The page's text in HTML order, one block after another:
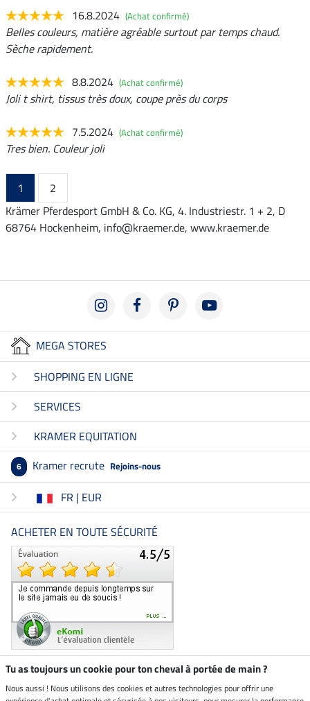
16.8.2024 (Achat confirmé)
Belles couleurs, matière agréable surtout par temps chaud.
Sèche rapidement.
8.8.2024 (Achat confirmé)
Joli t shirt, tissus très doux, coupe près du corps
7.5.2024 (Achat confirmé)
Tres bien. Couleur joli
1
2
Krämer Pferdesport GmbH & Co. KG, 4. Industriestr. 1 + 2, D
68764 Hockenheim, info@kraemer.de, www.kraemer.de
MEGA STORES
SHOPPING EN LIGNE
SERVICES
KRAMER EQUITATION
6 Kramer recrute Rejoins-nous
FR | EUR
ACHETER EN TOUTE SÉCURITÉ
Boutique climatiquement
Tu as toujours un cookie pour ton cheval à portée de main ?
Nous aussi ! Nous utilisons des cookies et autres technologies pour offrir une